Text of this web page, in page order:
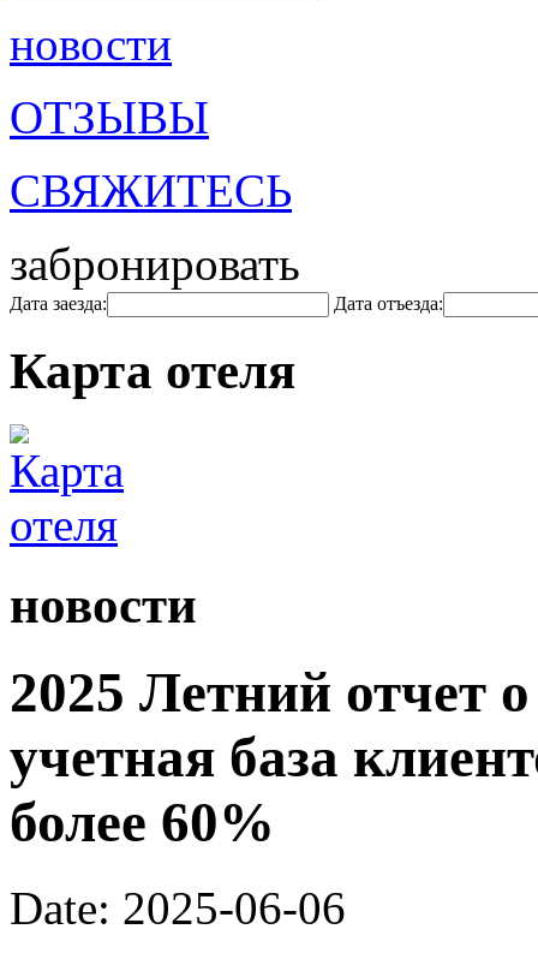
новости
ОТЗЫВЫ
СВЯЖИТЕСЬ
забронировать
Дата заезда: Дата отъезда:
Карта отеля
новости
2025 Летний отчет
учетная база
более 60%
Date: 2025-06-06